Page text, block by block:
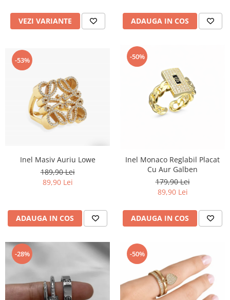
VEZI VARIANTE ADAUGA IN COS
-53%
Inel Masiv Auriu Lowe
189,90 Lei
89,90 Lei
ADAUGA IN COS
-50%
Inel Monaco Reglabil Placat
Cu Aur Galben
179,90 Lei
89,90 Lei
ADAUGA IN COS
-28% -50%